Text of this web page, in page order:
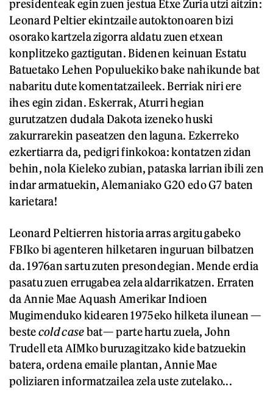
presidenteak egin zuen jestua Etxe Zuria utzi aitzin:
Leonard Peltier ekintzaile autoktonoaren bizi
osorako kartzela zigorra aldatu zuen etxean
konplitzeko gaztigutan. Bidenen keinuan Estatu
Batuetako Lehen Populuekiko bake nahikunde bat
nabaritu dute komentatzaileek. Berriak niri ere
ihes egin zidan. Eskerrak, Aturri hegian
gurutzatzen dudala Dakota izeneko huski
zakurrarekin paseatzen den laguna. Ezkerreko
ezkertiarra da, pedigri finkokoa: kontatzen zidan
behin, nola Kieleko zubian, pataska larrian ibili zen
indar armatuekin, Alemaniako G20 edo G7 baten
karietara!
Leonard Peltierren historia arras argitu gabeko
FBIko bi agenteren hilketaren inguruan bilbatzen
da. 1976an sartu zuten presondegian. Mende erdia
pasatu zuen errugabea zela aldarrikatzen. Erraten
da Annie Mae Aquash Amerikar Indioen
Mugimenduko kidearen 1975eko hilketa ilunean —
bestecold casebat— parte hartu zuela, John
Trudell eta AIMko buruzagitzako kide batzuekin
batera, ordena emaile plantan, Annie Mae
poliziaren informatzailea zela uste zutelako...